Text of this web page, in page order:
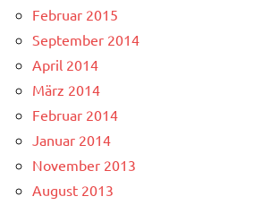
Februar 2015
September 2014
April 2014
März 2014
Februar 2014
Januar 2014
November 2013
August 2013